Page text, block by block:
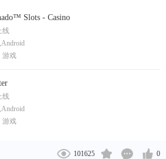
200%，是Google 、AppStore、Facebook等
密的合作伙伴，在全球连接数亿级用户。
内外优秀同事，同时在北京、成都、长春
分公司，数年来公司不断吸引高端人才，
造力”的工作环境。
Slots - Casino
线
游戏
线
游戏
101625 0